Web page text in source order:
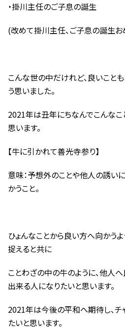
・掛川主任のご子息の誕生
(改めて掛川主任、ご子息の誕生お
こんな世の中だけれど、良いこと
う思いました。
2021年は丑年にちなんでこんな
思います。
【牛に引かれて善光寺参り】
意味：予想外のことや他人の誘い
かうこと。
ひょんなことから良い方へ向かう
捉えると共に
ことわざの中の牛のように、他人
出来る人になりたいと思います。
2021年は今後の平和へ期待し、チ
たいと思います。